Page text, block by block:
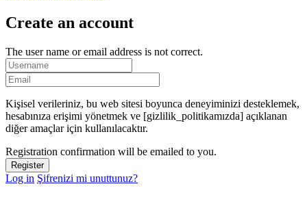
Create an account
The user name or email address is not correct.
Kişisel verileriniz, bu web sitesi boyunca deneyiminizi desteklemek,
hesabınıza erişimi yönetmek ve [gizlilik_politikamızda] açıklanan
diğer amaçlar için kullanılacaktır.
Registration confirmation will be emailed to you.
Log in Şifrenizi mi unuttunuz?